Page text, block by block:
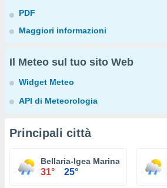
PDF
Maggiori informazioni
Il Meteo sul tuo sito Web
Widget Meteo
API di Meteorologia
Principali città
Bellaria-Igea Marina
31° 25°